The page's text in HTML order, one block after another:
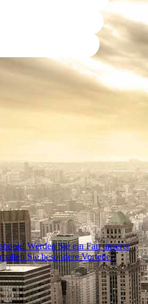
Werden Sie ein Fan unserer
Sie besondere Vorteile.